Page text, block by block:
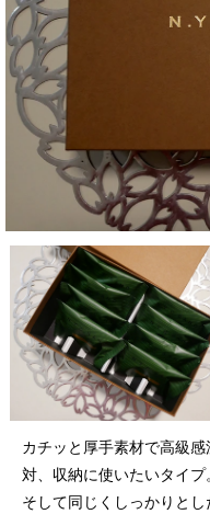
カチッと厚手素材で高級
対、収納に使いたいタイプ
そして同じくしっかりと